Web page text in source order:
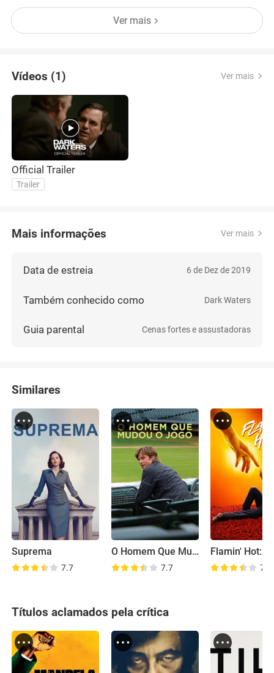
início do caso em 1998 até os dias atuais, já se
passaram vinte e um anos. Vinte e um anos, para a
maioria das pessoas, significam d
Ver mais
Vídeos (1) Ver mais
Official Trailer
Trailer
Mais informações Ver mais
Data de estreia 6 de Dez de 2019
Também conhecido como Dark Waters
Guia parental Cenas fortes e assustadoras
Similares
Suprema
7.7
O Homem Que Mudou o Jogo
7.7 7.1
Títulos aclamados pela crítica